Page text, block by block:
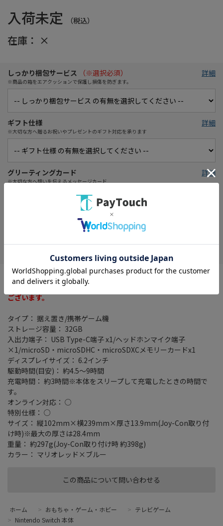
入荷未定 （税込）
在庫： ×
この商品について問い合わせる
しっかり梱包サービス （※選択必須）
※商品の箱をエアクッションで保護し損傷を防ぎます。
詳細
ギフト仕様
※大切な方へ贈るお祝いやプレゼントのギフト対応を承ります
詳細
グリーティングカード
※大切な方へ想いを伝えるメッセージカード
詳細
在庫がありません
※クーポンプレゼントキャンペーンは対象外になります
※メーカーキャンペーン特典等はロットにより添付がない場合が
ございます。
タイプ： 据え置き/携帯ゲーム機
ストレージ容量： 32GB
入出力端子： USB Type-C端子 x1/ヘッドホンマイク端子
×1/microSD・microSDHC・microSDXCメモリーカードx1
ディスプレイサイズ： 6.2インチ
駆動時間(目安)： 約4.5～9時間
充電時間： 約3時間※本体をスリープして充電したときの時間で
す。
オンライン対応： ○
特別仕様： ○
サイズ： 縦102mm×横239mm×厚さ13.9mm(Joy-Con取り付
け時)※最大の厚さは28.4mm
重量： 約297g(Joy-Con取り付け時 約398g)
カラー： マリオレッド×ブルー
ホーム > おもちゃ・ゲーム・ホビー > テレビゲーム
> Nintendo Switch 本体